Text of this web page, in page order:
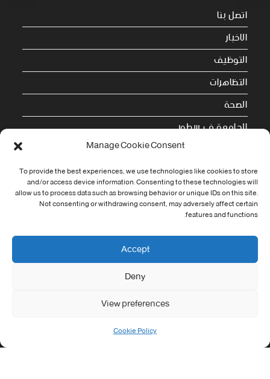
Manage Cookie Consent
To provide the best experiences, we use technologies like cookies to store
and/or access device information. Consenting to these technologies will
allow us to process data such as browsing behavior or unique IDs on this site.
Not consenting or withdrawing consent, may adversely affect certain
features and functions.
Accept
Deny
View preferences
Cookie Policy
اتصل بنا
الاخبار
التوظيف
التظاهرات
الصحة
الجامعة في سطور
Cookie Policy (EU)
معلومات الاتصال
Address:
جامعة العربي التبسي طريق قسنطينة - تبسة
contact@univ-tebessa.dz